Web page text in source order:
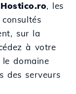
Hostico.ro, les
sur la
à votre
domaine
des serveurs